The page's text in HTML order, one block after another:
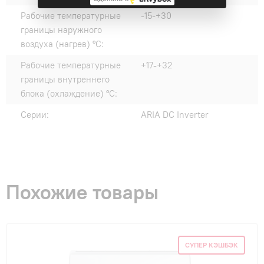
Рабочие температурные
границы наружного
воздуха (нагрев) °C:
-15-+30
Рабочие температурные
границы внутреннего
блока (охлаждение) °C:
+17-+32
Серии: ARIA DC Inverter
Похожие товары
СУПЕР КЭШБЭК